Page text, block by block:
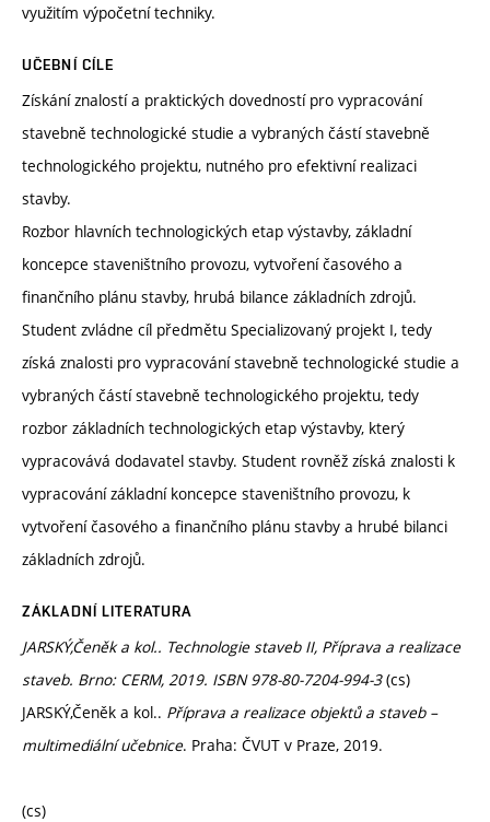
využitím výpočetní techniky.
UČEBNÍ CÍLE
Získání znalostí a praktických dovedností pro vypracování
stavebně technologické studie a vybraných částí stavebně
technologického projektu, nutného pro efektivní realizaci
stavby.
Rozbor hlavních technologických etap výstavby, základní
koncepce staveništního provozu, vytvoření časového a
finančního plánu stavby, hrubá bilance základních zdrojů.
Student zvládne cíl předmětu Specializovaný projekt I, tedy
získá znalosti pro vypracování stavebně technologické studie a
vybraných částí stavebně technologického projektu, tedy
rozbor základních technologických etap výstavby, který
vypracovává dodavatel stavby. Student rovněž získá znalosti k
vypracování základní koncepce staveništního provozu, k
vytvoření časového a finančního plánu stavby a hrubé bilanci
základních zdrojů.
ZÁKLADNÍ LITERATURA
JARSKÝ,Čeněk a kol.. Technologie staveb II, Příprava a realizace
staveb. Brno: CERM, 2019. ISBN 978-80-7204-994-3(cs)
JARSKÝ,Čeněk a kol.. Příprava a realizace objektů a staveb –
multimediální učebnice. Praha: ČVUT v Praze, 2019.
(cs)